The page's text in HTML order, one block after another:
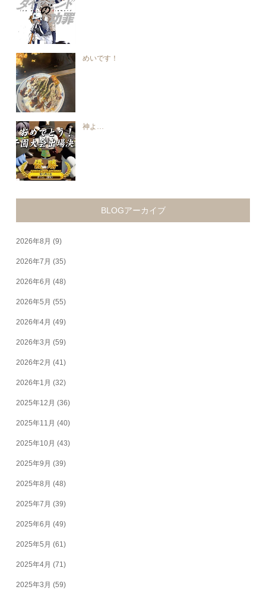
めいです！
神よ…
BLOGアーカイブ
2026年8月 (9)
2026年7月 (35)
2026年6月 (48)
2026年5月 (55)
2026年4月 (49)
2026年3月 (59)
2026年2月 (41)
2026年1月 (32)
2025年12月 (36)
2025年11月 (40)
2025年10月 (43)
2025年9月 (39)
2025年8月 (48)
2025年7月 (39)
2025年6月 (49)
2025年5月 (61)
2025年4月 (71)
2025年3月 (59)